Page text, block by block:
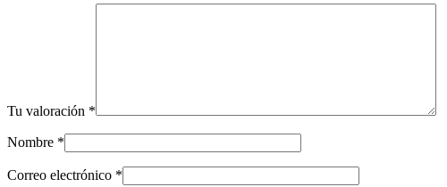
Tu valoración *
Nombre *
Correo electrónico *